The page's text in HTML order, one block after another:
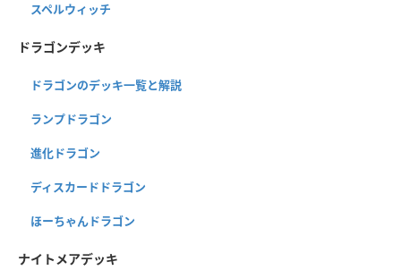
スペルウィッチ
ドラゴンデッキ
ドラゴンのデッキ一覧と解説
ランプドラゴン
進化ドラゴン
ディスカードドラゴン
ほーちゃんドラゴン
ナイトメアデッキ